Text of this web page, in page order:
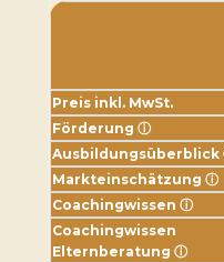
Preis inkl. MwSt.
Förderung ⓘ
Ausbildungsüberblick
Markteinschätzung ⓘ
Coachingwissen ⓘ
Coachingwissen
Elternberatung ⓘ